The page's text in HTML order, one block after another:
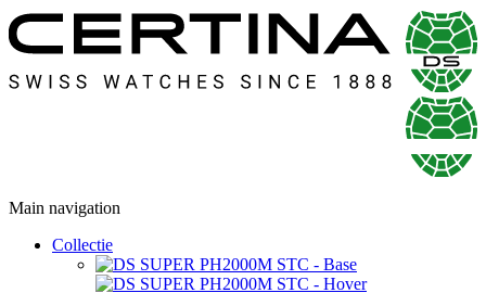
Main navigation
Collectie